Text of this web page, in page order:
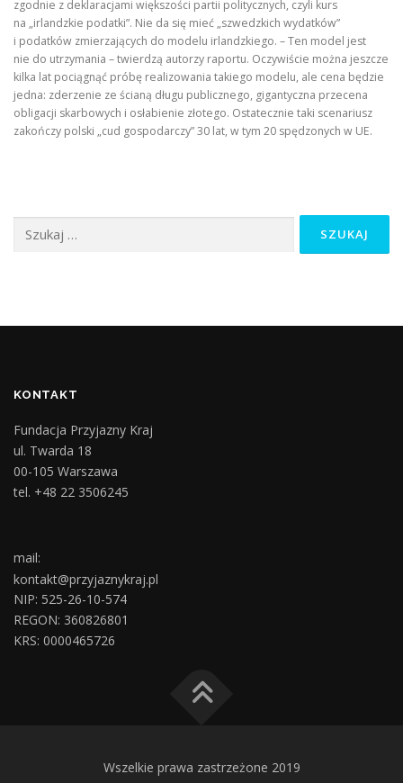
zgodnie z deklaracjami większości partii politycznych, czyli kurs
na „irlandzkie podatki”. Nie da się mieć „szwedzkich wydatków”
i podatków zmierzających do modelu irlandzkiego. – Ten model jest
nie do utrzymania – twierdzą autorzy raportu. Oczywiście można jeszcze
kilka lat pociągnąć próbę realizowania takiego modelu, ale cena będzie
jedna: zderzenie ze ścianą długu publicznego, gigantyczna przecena
obligacji skarbowych i osłabienie złotego. Ostatecznie taki scenariusz
zakończy polski „cud gospodarczy” 30 lat, w tym 20 spędzonych w UE.
KONTAKT
Fundacja Przyjazny Kraj
ul. Twarda 18
00-105 Warszawa
tel. +48 22 3506245
mail:
kontakt@przyjaznykraj.pl
NIP: 525-26-10-574
REGON: 360826801
KRS: 0000465726
Wszelkie prawa zastrzeżone 2019